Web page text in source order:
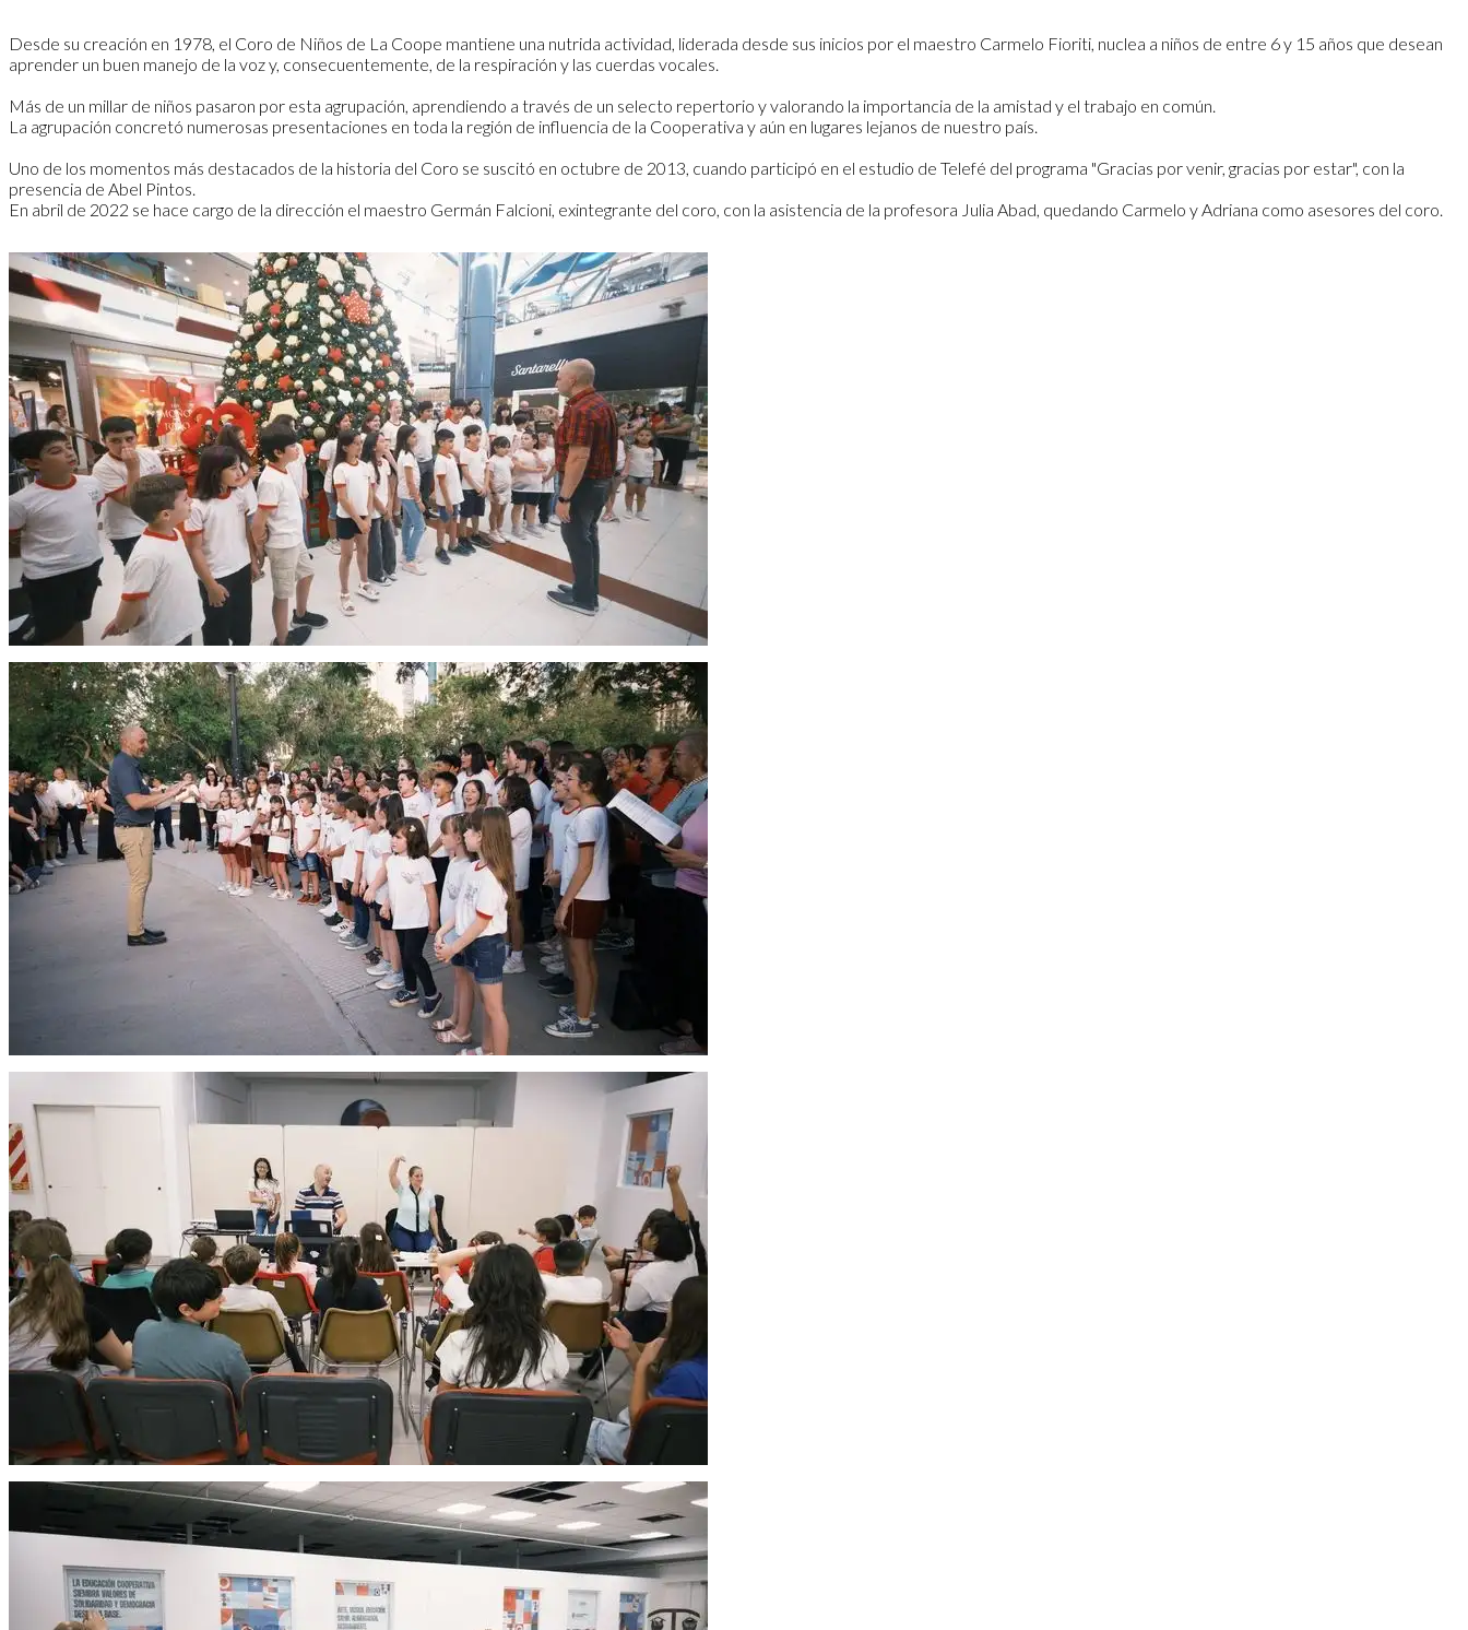
Desde su creación en 1978, el Coro de Niños de La Coope mantiene una nutrida actividad, liderada desde sus inicios por el maestro Carmelo Fioriti, nuclea a niños de entre 6 y 15 años que desean
aprender un buen manejo de la voz y, consecuentemente, de la respiración y las cuerdas vocales.
Más de un millar de niños pasaron por esta agrupación, aprendiendo a través de un selecto repertorio y valorando la importancia de la amistad y el trabajo en común.
La agrupación concretó numerosas presentaciones en toda la región de influencia de la Cooperativa y aún en lugares lejanos de nuestro país.
Uno de los momentos más destacados de la historia del Coro se suscitó en octubre de 2013, cuando participó en el estudio de Telefé del programa "Gracias por venir, gracias por estar", con la
presencia de Abel Pintos.
En abril de 2022 se hace cargo de la dirección el maestro Germán Falcioni, exintegrante del coro, con la asistencia de la profesora Julia Abad, quedando Carmelo y Adriana como asesores del coro.